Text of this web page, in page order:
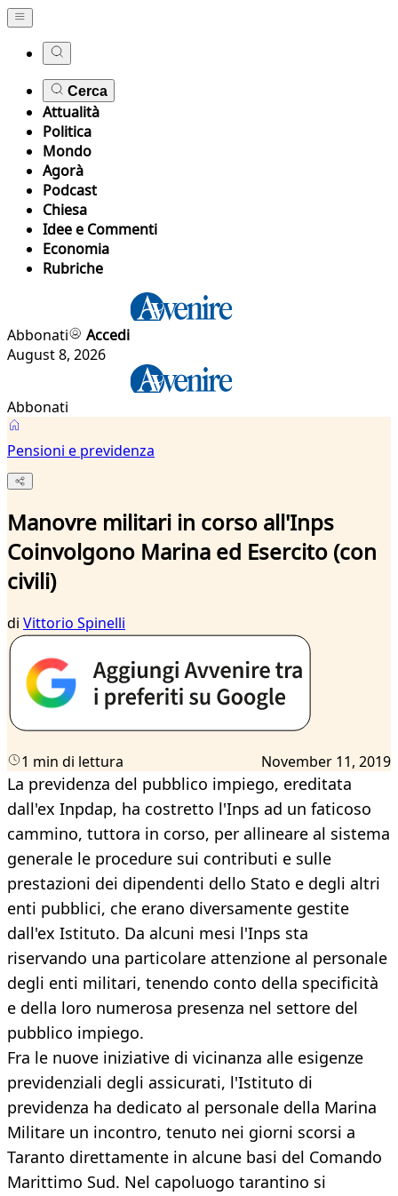
Cerca
Attualità
Politica
Mondo
Agorà
Podcast
Chiesa
Idee e Commenti
Economia
Rubriche
Abbonati
Accedi
August 8, 2026
Abbonati
Pensioni e previdenza
Manovre militari in corso all'Inps
Coinvolgono Marina ed Esercito (con
civili)
di Vittorio Spinelli
1 min di lettura November 11, 2019
La previdenza del pubblico impiego, ereditata
dall'ex Inpdap, ha costretto l'Inps ad un faticoso
cammino, tuttora in corso, per allineare al sistema
generale le procedure sui contributi e sulle
prestazioni dei dipendenti dello Stato e degli altri
enti pubblici, che erano diversamente gestite
dall'ex Istituto. Da alcuni mesi l'Inps sta
riservando una particolare attenzione al personale
degli enti militari, tenendo conto della specificità
e della loro numerosa presenza nel settore del
pubblico impiego.
Fra le nuove iniziative di vicinanza alle esigenze
previdenziali degli assicurati, l'Istituto di
previdenza ha dedicato al personale della Marina
Militare un incontro, tenuto nei giorni scorsi a
Taranto direttamente in alcune basi del Comando
Marittimo Sud. Nel capoluogo tarantino si